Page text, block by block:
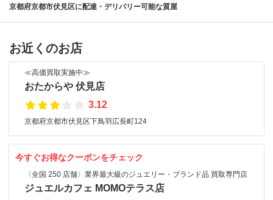
京都府京都市伏見区に配達・デリバリー可能な質屋
お近くのお店
≪高価買取実施中≫
おたからや 伏見店
3.12
京都府京都市伏見区下鳥羽広長町124
今すぐお得なクーポンをチェック
〈全国 250 店舗〉業界最大級のジュエリー・ブランド品 買取専門店
ジュエルカフェ MOMOテラス店